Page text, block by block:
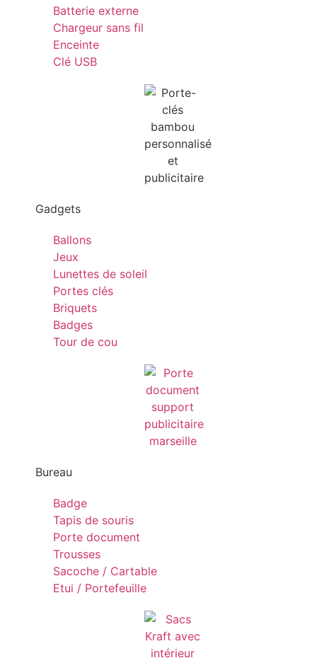
Batterie externe
Chargeur sans fil
Enceinte
Clé USB
Gadgets
Ballons
Jeux
Lunettes de soleil
Portes clés
Briquets
Badges
Tour de cou
Bureau
Badge
Tapis de souris
Porte document
Trousses
Sacoche / Cartable
Etui / Portefeuille